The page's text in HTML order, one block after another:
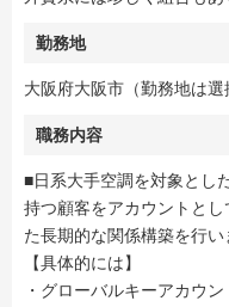
勤務地
大阪府大阪市（勤務地は選
職務内容
■日系大手空調を対象とし
持つ顧客をアカウントと
た長期的な関係構築を行い
【具体的には】
・グローバルキーアカウ